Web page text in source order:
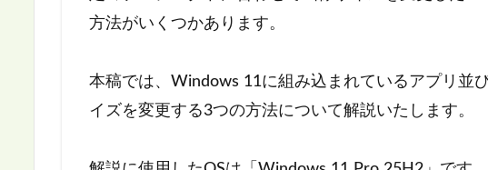
方法がいくつかあります。
本稿では、Windows 11に組み込まれているアプリ並
イズを変更する3つの方法について解説いたします。